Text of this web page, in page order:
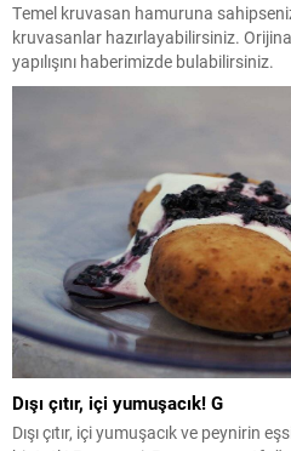
Temel kruvasan hamuruna
kruvasanlar hazırlayabilirsiniz.
yapılışını haberimizde bulabilirsiniz.
Dışı çıtır, içi yumuşacık! G
Dışı çıtır, içi yumuşacık ve peynirin